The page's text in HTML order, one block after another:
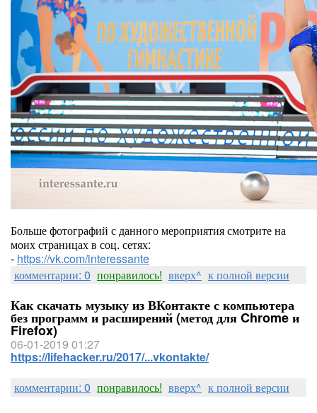
Больше фотографий с данного мероприятия смотрите на
моих страницах в соц. сетях:
- https://vk.com/interessante
комментарии: 0 понравилось! вверх^ к полной версии
Как скачать музыку из ВКонтакте с компьютера
без программ и расширений (метод для Chrome и
Firefox)
06-01-2019 01:27
https://lifehacker.ru/2017/...vkontakte/
комментарии: 0 понравилось! вверх^ к полной версии